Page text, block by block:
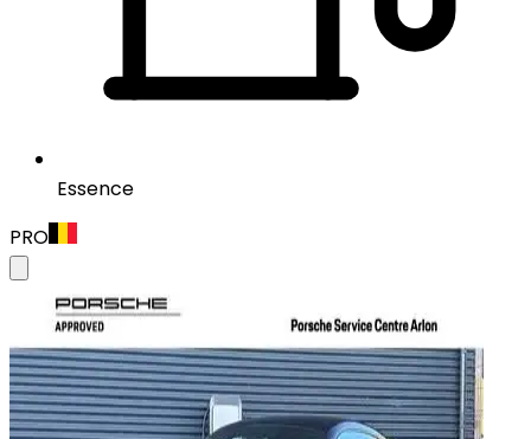
Essence
PRO